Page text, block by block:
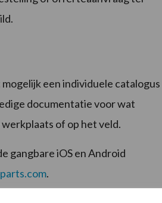
een individuele catalogus
documentatie voor wat
of op het veld.
gangbare iOS en Android
.